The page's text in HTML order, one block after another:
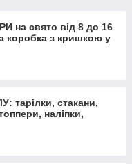
на свято від 8 до 16
коробка з кришкою у
тарілки, стакани,
наліпки,